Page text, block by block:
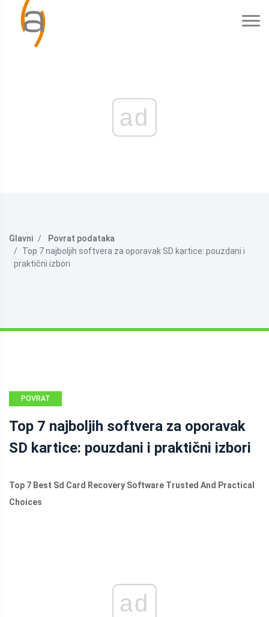
ad
Glavni
Povrat podataka
Top 7 najboljih softvera za oporavak SD kartice: pouzdani i
praktični izbori
POVRAT
Top 7 najboljih softvera za oporavak
SD kartice: pouzdani i praktični izbori
Top 7 Best Sd Card Recovery Software Trusted And Practical
Choices
ad